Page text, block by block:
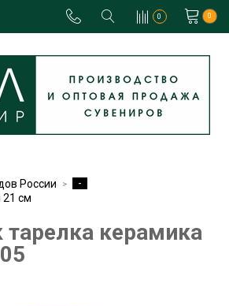
0 0
России
-
21 см
тарелка керамика